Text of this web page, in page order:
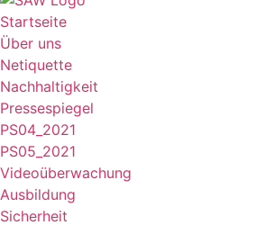
Startseite
Über uns
Netiquette
Nachhaltigkeit
Pressespiegel
PS04_2021
PS05_2021
Videoüberwachung
Ausbildung
Sicherheit